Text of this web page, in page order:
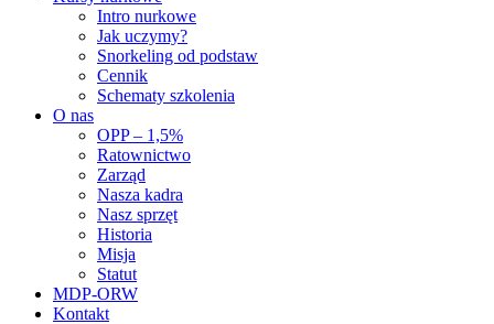
Intro nurkowe
Jak uczymy?
Snorkeling od podstaw
Cennik
Schematy szkolenia
O nas
OPP – 1,5%
Ratownictwo
Zarząd
Nasza kadra
Nasz sprzęt
Historia
Misja
Statut
MDP-ORW
Kontakt